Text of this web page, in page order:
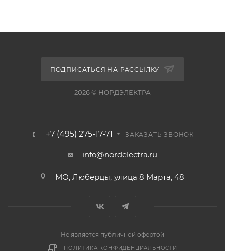
ПОДПИСАТЬСЯ НА РАССЫЛКУ
2026 © НОРДЭЛЕКТРА
+7 (495) 275-17-71 ЗАКАЗАТЬ ЗВОНОК
info@nordelectra.ru
МО, Люберцы, улица 8 Марта, 48
Не является публичной офертой
ПОЛИТИКА КОНФИДЕНЦИАЛЬНОСТИ